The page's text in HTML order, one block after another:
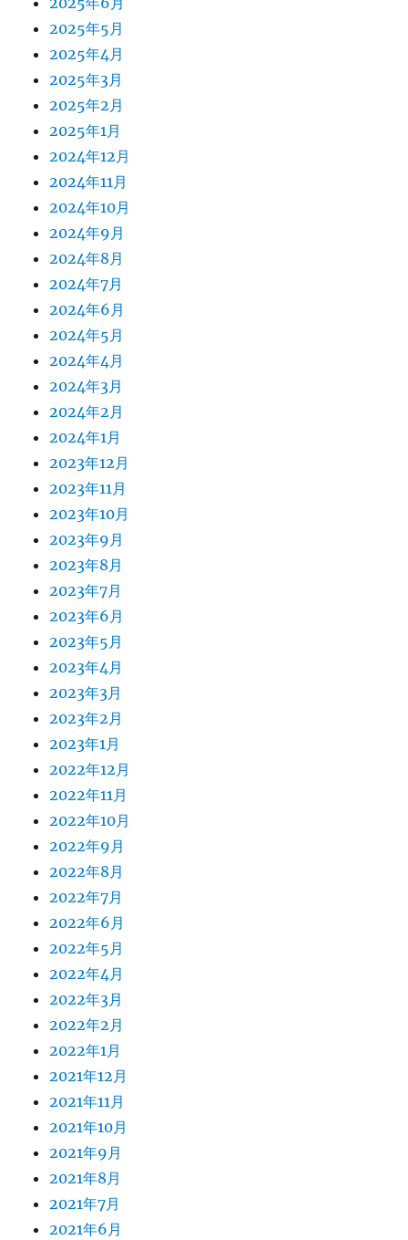
2025年5月
2025年4月
2025年3月
2025年2月
2025年1月
2024年12月
2024年11月
2024年10月
2024年9月
2024年8月
2024年7月
2024年6月
2024年5月
2024年4月
2024年3月
2024年2月
2024年1月
2023年12月
2023年11月
2023年10月
2023年9月
2023年8月
2023年7月
2023年6月
2023年5月
2023年4月
2023年3月
2023年2月
2023年1月
2022年12月
2022年11月
2022年10月
2022年9月
2022年8月
2022年7月
2022年6月
2022年5月
2022年4月
2022年3月
2022年2月
2022年1月
2021年12月
2021年11月
2021年10月
2021年9月
2021年8月
2021年7月
2021年6月